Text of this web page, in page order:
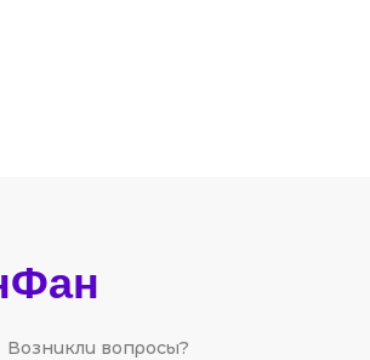
Возникли вопросы?